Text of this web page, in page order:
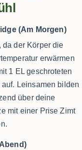
(Am Morgen)
da der Körper die
erwärmen
1 EL geschroteten
Leinsamen bilden
über deine
mit einer Prise Zimt